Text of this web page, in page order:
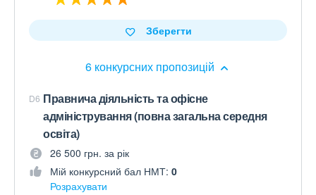
6 конкурсних пропозицій
Зберегти
D6 Правнича діяльність та офісне
адміністрування (повна загальна середня
освіта)
26 500 грн. за рік
Мій конкурсний бал НМТ: 0
Розрахувати